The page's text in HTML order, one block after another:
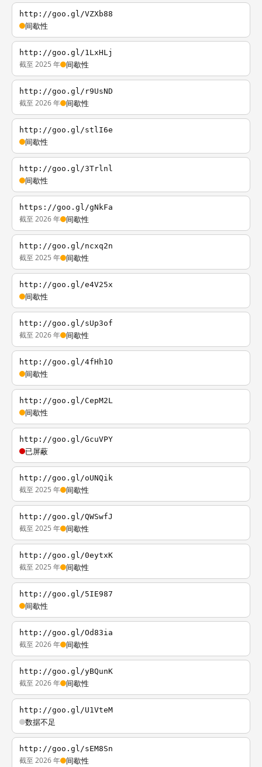
http://goo.gl/VZXb88
间歇性
http://goo.gl/1LxHLj
截至 2025 年 间歇性
http://goo.gl/r9UsND
截至 2026 年 间歇性
http://goo.gl/stlI6e
间歇性
http://goo.gl/3Trlnl
间歇性
https://goo.gl/gNkFa
截至 2026 年 间歇性
http://goo.gl/ncxq2n
截至 2025 年 间歇性
http://goo.gl/e4V25x
间歇性
http://goo.gl/sUp3of
截至 2026 年 间歇性
http://goo.gl/4fHh1O
间歇性
http://goo.gl/CepM2L
间歇性
http://goo.gl/GcuVPY
已屏蔽
http://goo.gl/oUNQik
截至 2025 年 间歇性
http://goo.gl/QWSwfJ
截至 2025 年 间歇性
http://goo.gl/0eytxK
截至 2025 年 间歇性
http://goo.gl/5IE987
间歇性
http://goo.gl/Od83ia
截至 2026 年 间歇性
http://goo.gl/yBQunK
截至 2026 年 间歇性
http://goo.gl/U1VteM
数据不足
http://goo.gl/sEM8Sn
截至 2026 年 间歇性